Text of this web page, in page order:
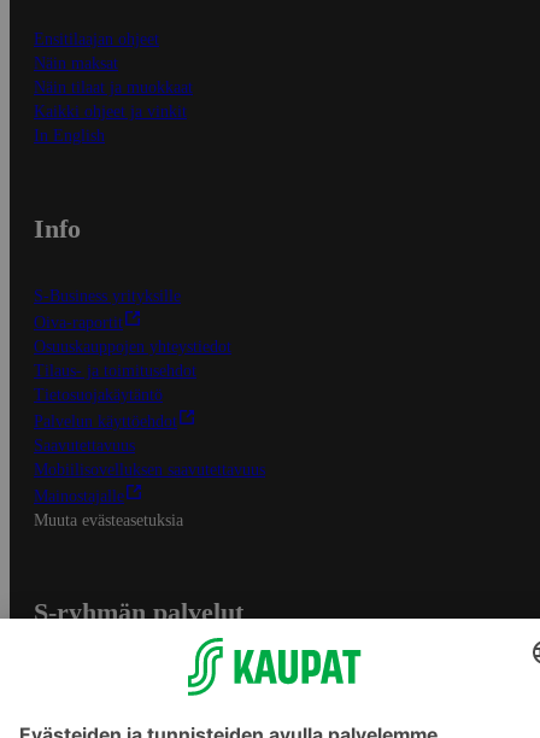
Ensitilaajan ohjeet
Näin maksat
Näin tilaat ja muokkaat
Kaikki ohjeet ja vinkit
In English
Info
S-Business yrityksille
Oiva-raportit
Osuuskauppojen yhteystiedot
Tilaus- ja toimitusehdot
Tietosuojakäytäntö
Palvelun käyttöehdot
Saavutettavuus
Mobiilisovelluksen saavutettavuus
Mainostajalle
Muuta evästeasetuksia
S-ryhmän palvelut